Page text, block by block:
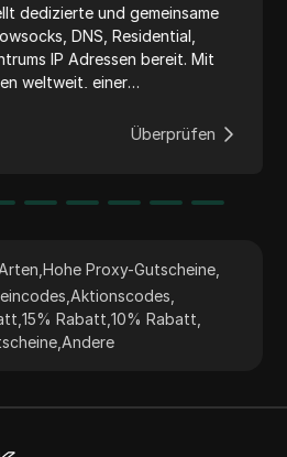
dedizierte und gemeinsame
DNS, Residential,
IP Adressen bereit. Mit
weltweit, einer
und einem
um die Uhr liefert
von alltäglichem Surfen bis hin
Überprüfen
,Hohe Proxy-Gutscheine
Aktionscodes
,15% Rabatt ,10% Rabatt
Andere